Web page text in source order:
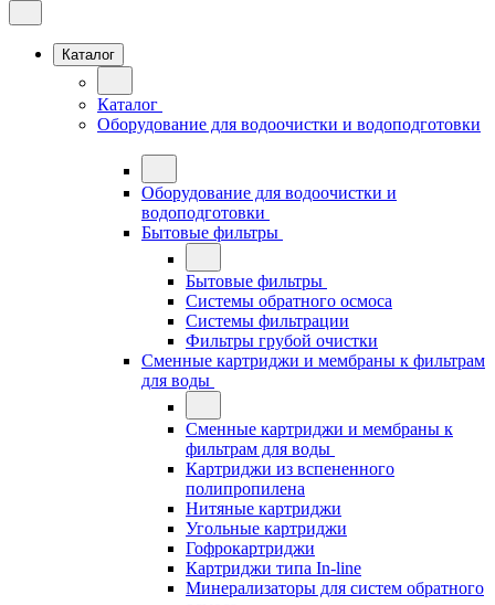
Каталог
Каталог
Оборудование для водоочистки и водоподготовки
Оборудование для водоочистки и
водоподготовки
Бытовые фильтры
Бытовые фильтры
Системы обратного осмоса
Системы фильтрации
Фильтры грубой очистки
Сменные картриджи и мембраны к фильтрам
для воды
Сменные картриджи и мембраны к
фильтрам для воды
Картриджи из вспененного
полипропилена
Нитяные картриджи
Угольные картриджи
Гофрокартриджи
Картриджи типа In-line
Минерализаторы для систем обратного